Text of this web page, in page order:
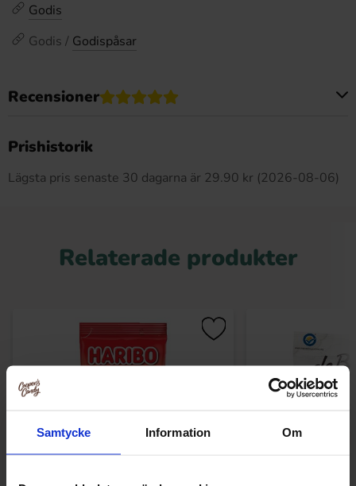
Samtycke Information Om
Godis
Godis / Godispåsar
Recensioner
Prishistorik
Lägsta pris senaste 30 dagarna är 29.90 kr (2026-08-06)
Relaterade produkter